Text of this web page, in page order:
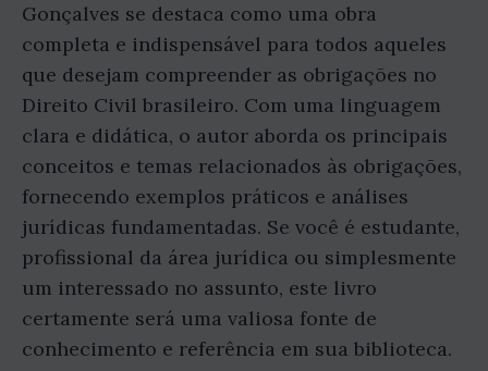
Gonçalves se destaca como uma obra
completa e indispensável para todos aqueles
que desejam compreender as obrigações no
Direito Civil brasileiro. Com uma linguagem
clara e didática, o autor aborda os principais
conceitos e temas relacionados às obrigações,
fornecendo exemplos práticos e análises
jurídicas fundamentadas. Se você é estudante,
profissional da área jurídica ou simplesmente
um interessado no assunto, este livro
certamente será uma valiosa fonte de
conhecimento e referência em sua biblioteca.